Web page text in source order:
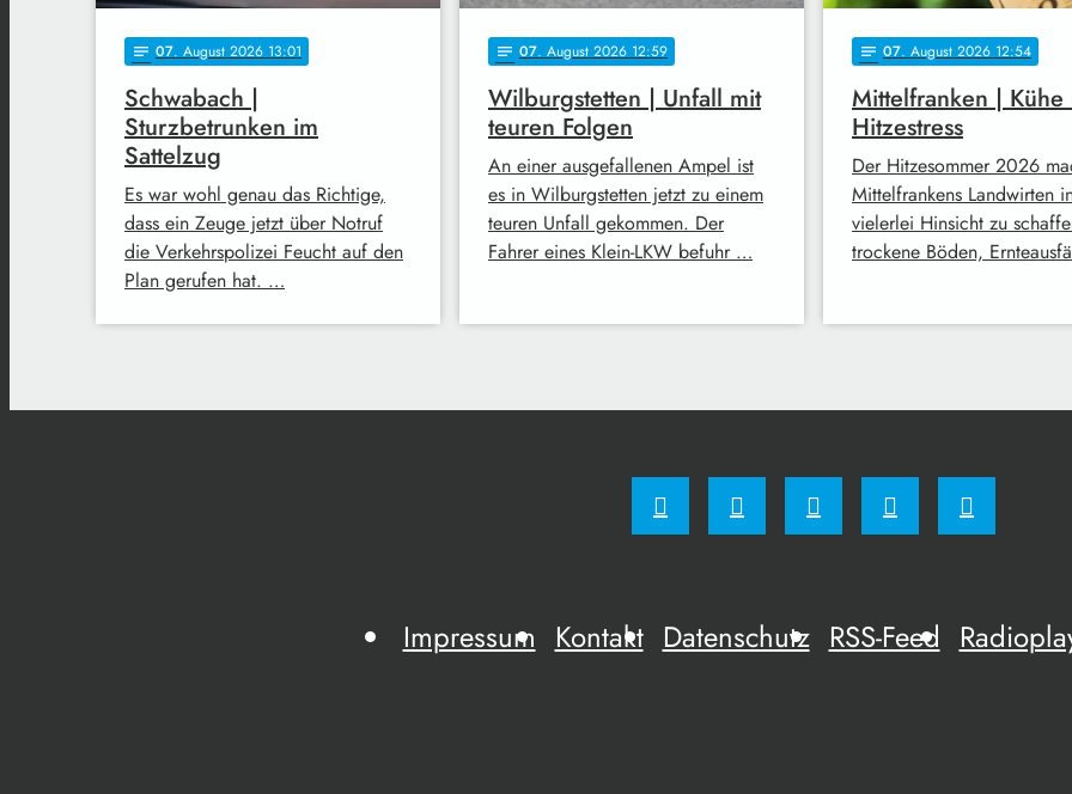
notes 07. August 2026 13:01
Schwabach |
Sturzbetrunken im
Sattelzug
Es war wohl genau das Richtige,
dass ein Zeuge jetzt über Notruf
die Verkehrspolizei Feucht auf den
Plan gerufen hat. …
notes 07. August 2026 12:59
Wilburgstetten | Unfall mit
teuren Folgen
An einer ausgefallenen Ampel ist
es in Wilburgstetten jetzt zu einem
teuren Unfall gekommen. Der
Fahrer eines Klein-LKW befuhr …
notes 07. August 2026 12:54
Mittelfranken | Kühe
Hitzestress
Der Hitzesommer 2026
Mittelfrankens Landwirten
vielerlei Hinsicht zu
trockene Böden,
Impressum Kontakt Datenschutz RSS-Feed